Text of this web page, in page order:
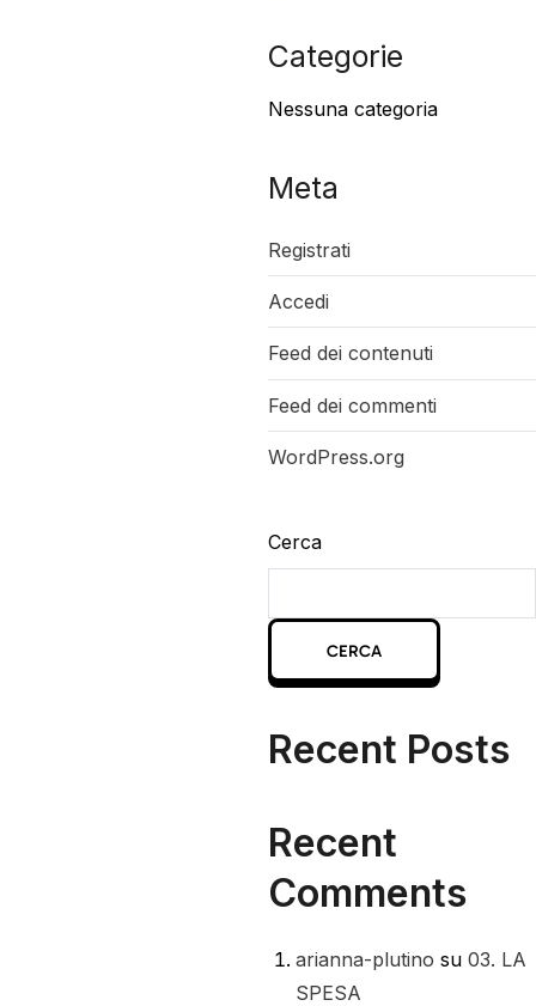
Categorie
Nessuna categoria
Meta
Registrati
Accedi
Feed dei contenuti
Feed dei commenti
WordPress.org
Cerca
CERCA
Recent Posts
Recent
Comments
arianna-plutino su03. LA
SPESA